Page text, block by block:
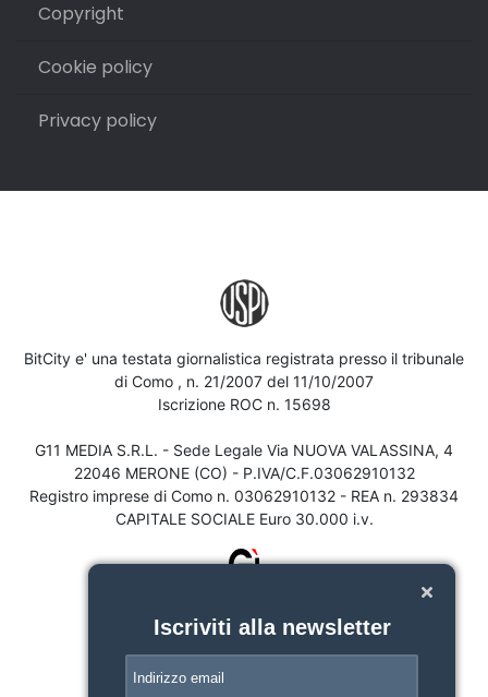
Copyright
Cookie policy
Privacy policy
BitCity e' una testata giornalistica registrata presso il tribunale
di Como , n. 21/2007 del 11/10/2007
Iscrizione ROC n. 15698
G11 MEDIA S.R.L. - Sede Legale Via NUOVA VALASSINA, 4
22046 MERONE (CO) - P.IVA/C.F.03062910132
Registro imprese di Como n. 03062910132 - REA n. 293834
CAPITALE SOCIALE Euro 30.000 i.v.
Iscriviti alla newsletter